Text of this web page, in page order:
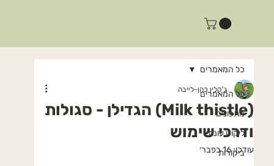
כל המאמרים
מתכונים
ליקוט עונתי
ביקורות
כל המאמרים
(Milk thistle) הגדילן - סגולות
ודרכי שימוש
ג'קלין כהן-לייבה
עודכן:16 בפבר׳